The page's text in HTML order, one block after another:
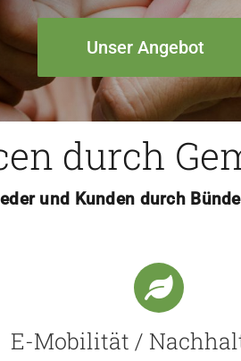
Unser Angebot
durch
und Kunden durch
E-Mobilität /